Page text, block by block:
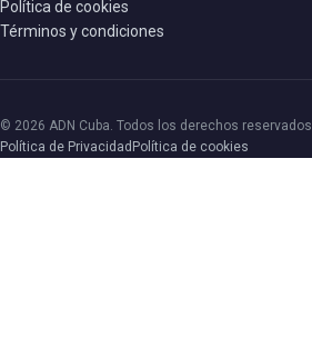
Política de cookies
Términos y condiciones
© 2026 ADN Cuba. Todos los derechos reservados.
Política de Privacidad Política de cookies